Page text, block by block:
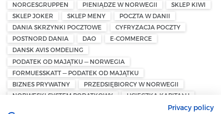
NORGESGRUPPEN
PIENIĄDZE W NORWEGII
SKLEP KIWI
SKLEP JOKER
SKLEP MENY
POCZTA W DANII
DANIA SKRZYNKI POCZTOWE
CYFRYZACJA POCZTY
POSTNORD DANIA
DAO
E-COMMERCE
DANSK AVIS OMDELING
PODATEK OD MAJĄTKU — NORWEGIA
FORMUESSKATT — PODATEK OD MAJĄTKU
BIZNES PRYWATNY
PRZEDSIĘBIORCY W NORWEGII
NORWESKI SYSTEM PODATKOWY
UCIECZKA KAPITAŁU
Privacy policy